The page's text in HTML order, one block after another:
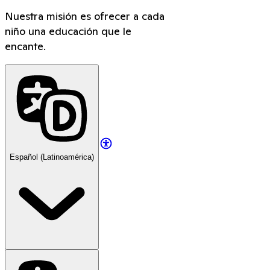
Nuestra misión es ofrecer a cada
niño una educación que le
encante.
Español (Latinoamérica)